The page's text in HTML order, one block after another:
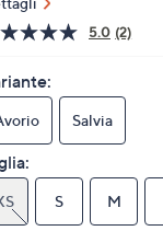
5.0 Leggi
Stesso
pagina.
(2)
Salvia
S M